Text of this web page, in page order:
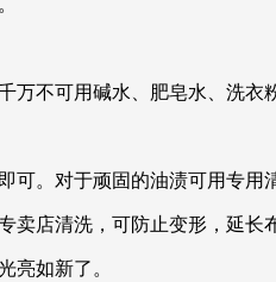
不可用碱水、肥皂水、洗衣
。对于顽固的油渍可用专用
店清洗，可防止变形，延长
亮如新了。